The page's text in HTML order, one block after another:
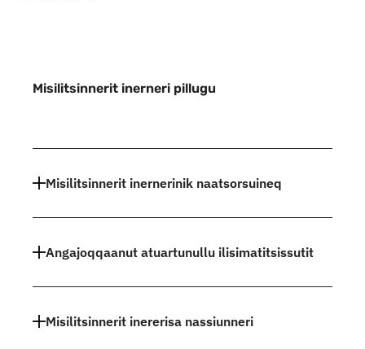
Misilitsinnerit inerneri pillugu
Misilitsinnerit inernerinik naatsorsuineq
Angajoqqaanut atuartunullu ilisimatitsissutit
Misilitsinnerit inererisa nassiunneri